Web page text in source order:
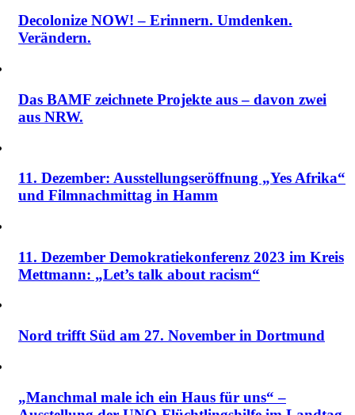
Decolonize NOW! – Erinnern. Umdenken.
Verändern.
Das BAMF zeichnete Projekte aus – davon zwei
aus NRW.
11. Dezember: Ausstellungseröffnung „Yes Afrika“
und Filmnachmittag in Hamm
11. Dezember Demokratiekonferenz 2023 im Kreis
Mettmann: „Let’s talk about racism“
Nord trifft Süd am 27. November in Dortmund
„Manchmal male ich ein Haus für uns“ –